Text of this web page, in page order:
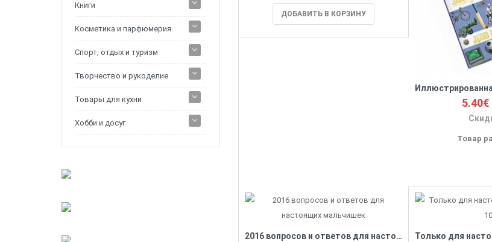
Книги
Косметика и парфюмерия
Спорт, отдых и туризм
Творчество и рукоделие
Товары для кухни
Хобби и досуг
ДОБАВИТЬ В КОРЗИНУ
5.40€
Товар
2016 вопросов и ответов для настоящих мальчишек